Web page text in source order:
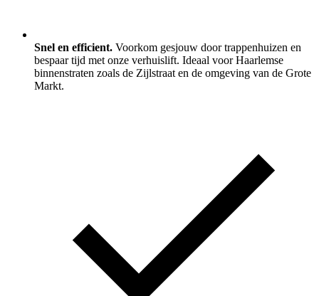
Snel en efficient. Voorkom gesjouw door trappenhuizen en
bespaar tijd met onze verhuislift. Ideaal voor Haarlemse
binnenstraten zoals de Zijlstraat en de omgeving van de Grote
Markt.